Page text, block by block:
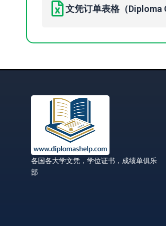
文凭订单表格（Diploma
各国各大学文凭，学位证书，成绩单俱乐
部